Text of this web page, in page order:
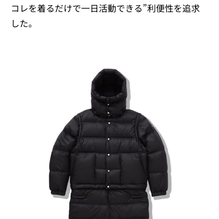
コレを着るだけで一日活動できる”利便性を追求
した。